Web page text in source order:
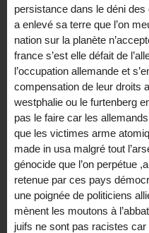
persistance dans le déni
a enlevé sa terre que l’on
nation sur la planète
france s’est elle défait de
l’occupation allemande et
compensation de leur droits
westphalie ou le furtenberg
pas le faire car les
que les victimes arme
made in usa malgré tout
génocide que l’on perpétue
retenue par ces pays
une poignée de politiciens
mènent les moutons à
juifs ne sont pas racistes